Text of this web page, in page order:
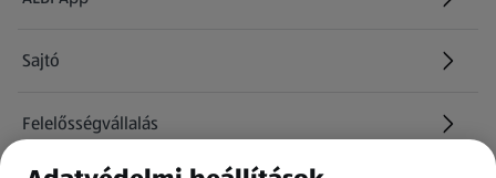
Sajtó
Felelősségvállalás